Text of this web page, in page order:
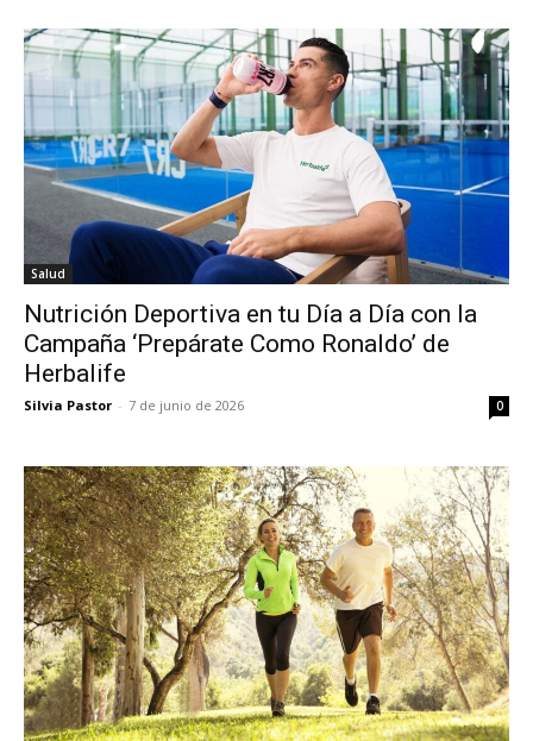
Salud
Nutrición Deportiva en tu Día a Día con la
Campaña ‘Prepárate Como Ronaldo’ de
Herbalife
Silvia Pastor - 7 de junio de 2026 0